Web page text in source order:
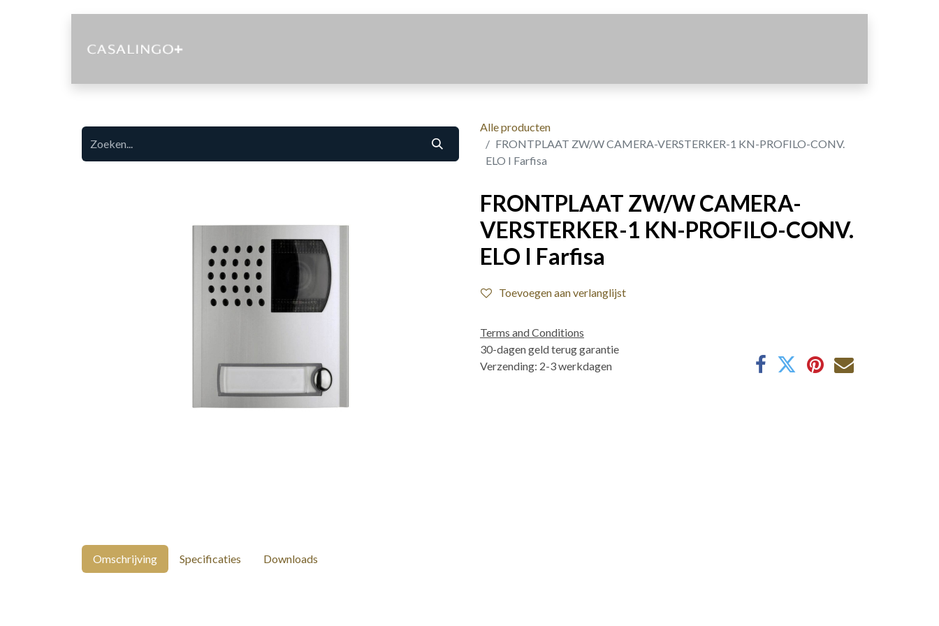
Alle producten
FRONTPLAAT ZW/W CAMERA-VERSTERKER-1 KN-PROFILO-CONV.
ELO I Farfisa
FRONTPLAAT ZW/W CAMERA-
VERSTERKER-1 KN-PROFILO-CONV.
ELO I Farfisa
Toevoegen aan verlanglijst
Terms and Conditions
30-dagen geld terug garantie
Verzending: 2-3 werkdagen
Omschrijving Specificaties Downloads